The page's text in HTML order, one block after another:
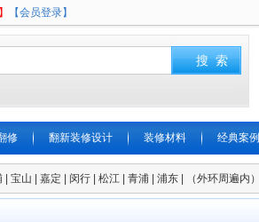
【会员登录】
修 翻新装修设计 装修材料 经典案例
山 | 嘉定 | 闵行 | 松江 | 青浦 | 浦东 | （外环周遍内）